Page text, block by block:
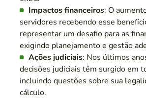
Impactos financeiros: O
servidores recebendo esse
representar um desafio para as
exigindo planejamento e gestão
Ações judiciais: Nos últimos
decisões judiciais têm surgido em
incluindo questões sobre sua
cálculo.